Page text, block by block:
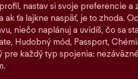
nastav si svoje preferencie a
ak ťa lajkne naspäť, je to zhoda.
niečo naplánuj a uvidíš, čo sa
Hudobný mód, Passport,
pre každý typ spojenia: